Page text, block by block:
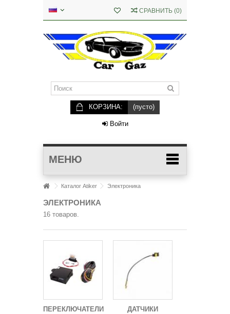
СРАВНИТЬ (0)
КОРЗИНА: (пусто)
Войти
МЕНЮ
Каталог Atiker Электроника
ЭЛЕКТРОНИКА
16 товаров.
ПЕРЕКЛЮЧАТЕЛИ
ДАТЧИКИ